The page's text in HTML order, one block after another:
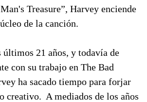
Treasure”, Harvey enciende
de la canción.
últimos 21 años, y todavía de
con su trabajo en The Bad
ha sacado tiempo para forjar
creativo. A mediados de los años